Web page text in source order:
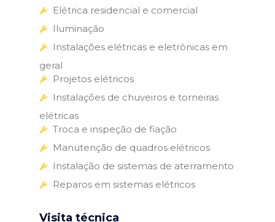
Elétrica residencial e comercial
Iluminação
Instalações elétricas e eletrônicas em
geral
Projetos elétricos
Instalações de chuveiros e torneiras
elétricas
Troca e inspeção de fiação
Manutenção de quadros elétricos
Instalação de sistemas de aterramento
Reparos em sistemas elétricos
Visita técnica